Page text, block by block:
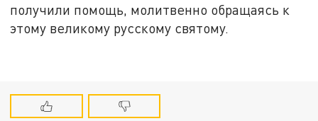
получили помощь, молитвенно обращаясь к
этому великому русскому святому.